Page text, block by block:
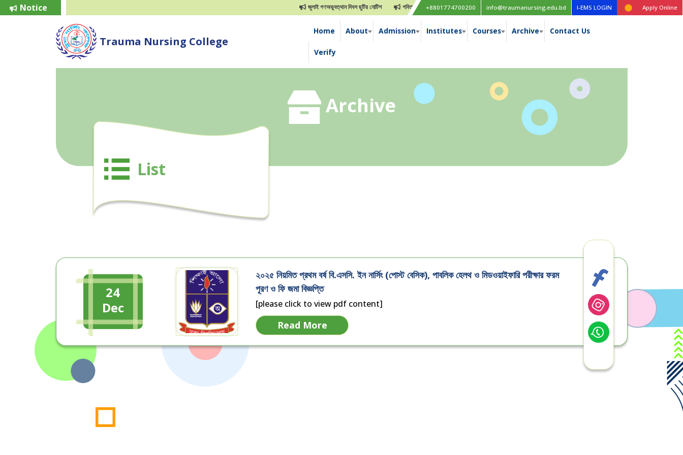
Notice জুলাই গণঅভ্যুত্থান দিবস ছুটির নোটিশ পবিত্র ঈদুল আযহা ছুটির নোটিশ Time table for the 1st year (New Curriculum), 1st, 2nd, 3rd &
+8801774700200 info@traumanursing.edu.bd I-EMS LOGIN Apply Online
Trauma Nursing College
Home About Admission Institutes Courses Archive Contact Us
Verify
Archive
List
24
Dec
২০২৫ নিয়মিত প্রথম বর্ষ বি.এসসি. ইন নার্সিং (পোস্ট বেসিক), পাবলিক হেলথ ও মিডওয়াইফারি পরীক্ষার ফরম
পূরণ ও ফি জমা বিজ্ঞপ্তি
[please click to view pdf content]
Read More